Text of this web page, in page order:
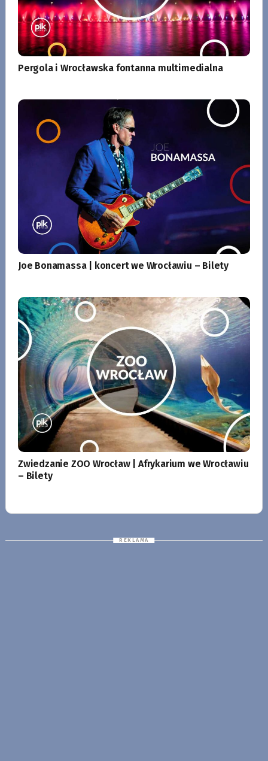
Pergola i Wrocławska fontanna multimedialna
Joe Bonamassa | koncert we Wrocławiu – Bilety
Zwiedzanie ZOO Wrocław | Afrykarium we Wrocławiu
– Bilety